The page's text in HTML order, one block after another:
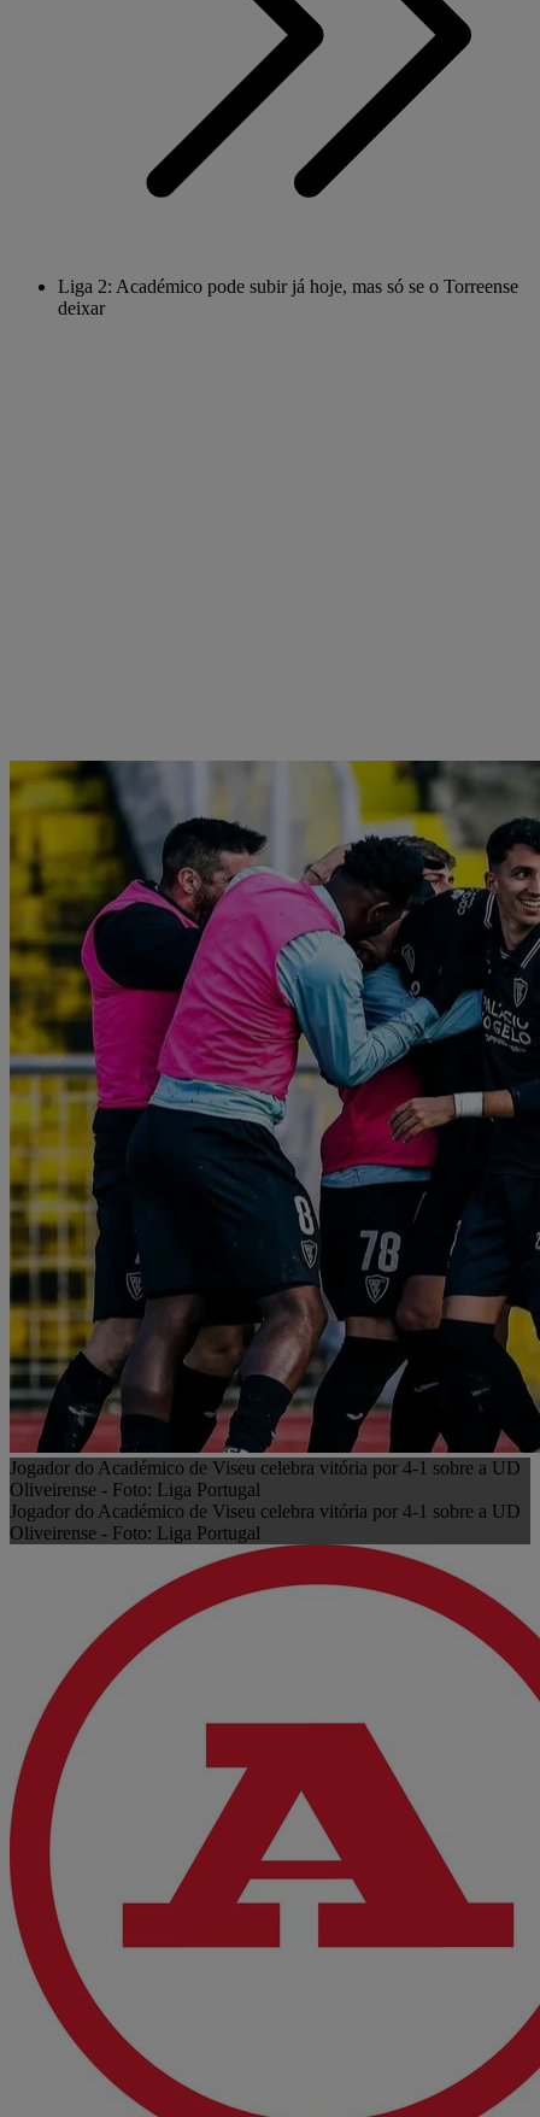
Liga 2: Académico pode subir já hoje, mas só se o Torreense
deixar
Jogador do Académico de Viseu celebra vitória por 4-1 sobre a UD
Oliveirense - Foto: Liga Portugal
Jogador do Académico de Viseu celebra vitória por 4-1 sobre a UD
Oliveirense - Foto: Liga Portugal